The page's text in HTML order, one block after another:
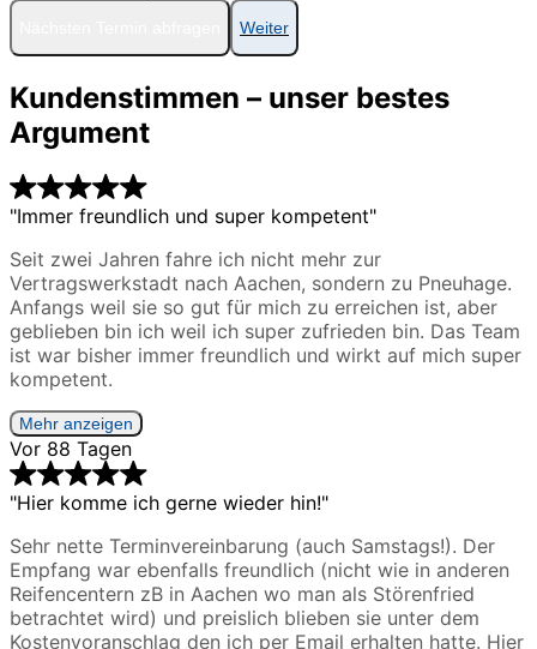
Weiter
Kundenstimmen – unser bestes
Argument
"Immer freundlich und super kompetent"
Seit zwei Jahren fahre ich nicht mehr zur
Vertragswerkstadt nach Aachen, sondern zu Pneuhage.
Anfangs weil sie so gut für mich zu erreichen ist, aber
geblieben bin ich weil ich super zufrieden bin. Das Team
ist war bisher immer freundlich und wirkt auf mich super
kompetent.
Mehr anzeigen
Vor 88 Tagen
"Hier komme ich gerne wieder hin!"
Sehr nette Terminvereinbarung (auch Samstags!). Der
Empfang war ebenfalls freundlich (nicht wie in anderen
Reifencentern zB in Aachen wo man als Störenfried
betrachtet wird) und preislich blieben sie unter dem
Kostenvoranschlag den ich per Email erhalten hatte. Hier